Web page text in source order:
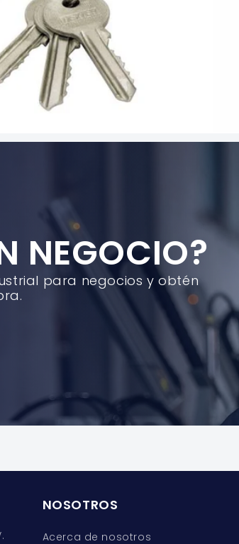
NEGOCIO?
para negocios y obtén
NOSOTROS
Acerca de nosotros